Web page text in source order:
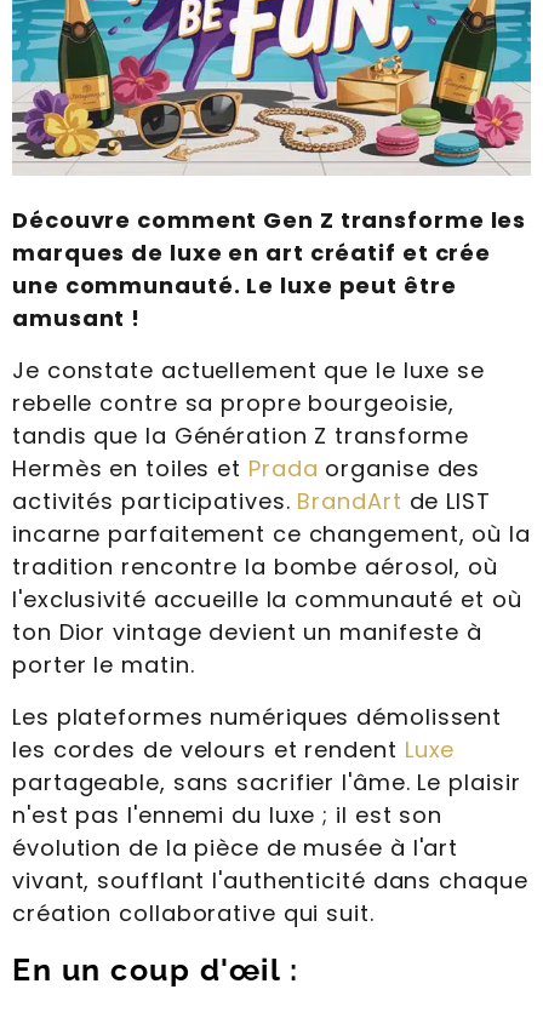
Découvre comment Gen Z transforme les
marques de luxe en art créatif et crée
une communauté. Le luxe peut être
amusant !
Je constate actuellement que le luxe se
rebelle contre sa propre bourgeoisie,
tandis que la Génération Z transforme
Hermès en toiles et Prada organise des
activités participatives. BrandArt de LIST
incarne parfaitement ce changement, où la
tradition rencontre la bombe aérosol, où
l'exclusivité accueille la communauté et où
ton Dior vintage devient un manifeste à
porter le matin.
Les plateformes numériques démolissent
les cordes de velours et rendent Luxe
partageable, sans sacrifier l'âme. Le plaisir
n'est pas l'ennemi du luxe ; il est son
évolution de la pièce de musée à l'art
vivant, soufflant l'authenticité dans chaque
création collaborative qui suit.
En un coup d'œil :